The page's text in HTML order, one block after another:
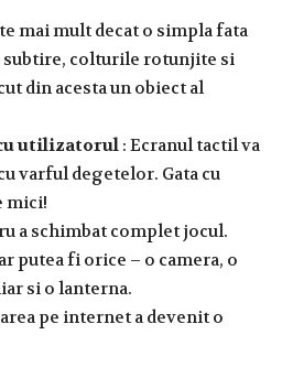
mai mult decat o simpla fata
subtire, colturile rotunjite si
din acesta un obiect al
utilizatorul : Ecranul tactil va
varful degetelor. Gata cu
mici!
a schimbat complet jocul.
putea fi orice – o camera, o
si o lanterna.
pe internet a devenit o